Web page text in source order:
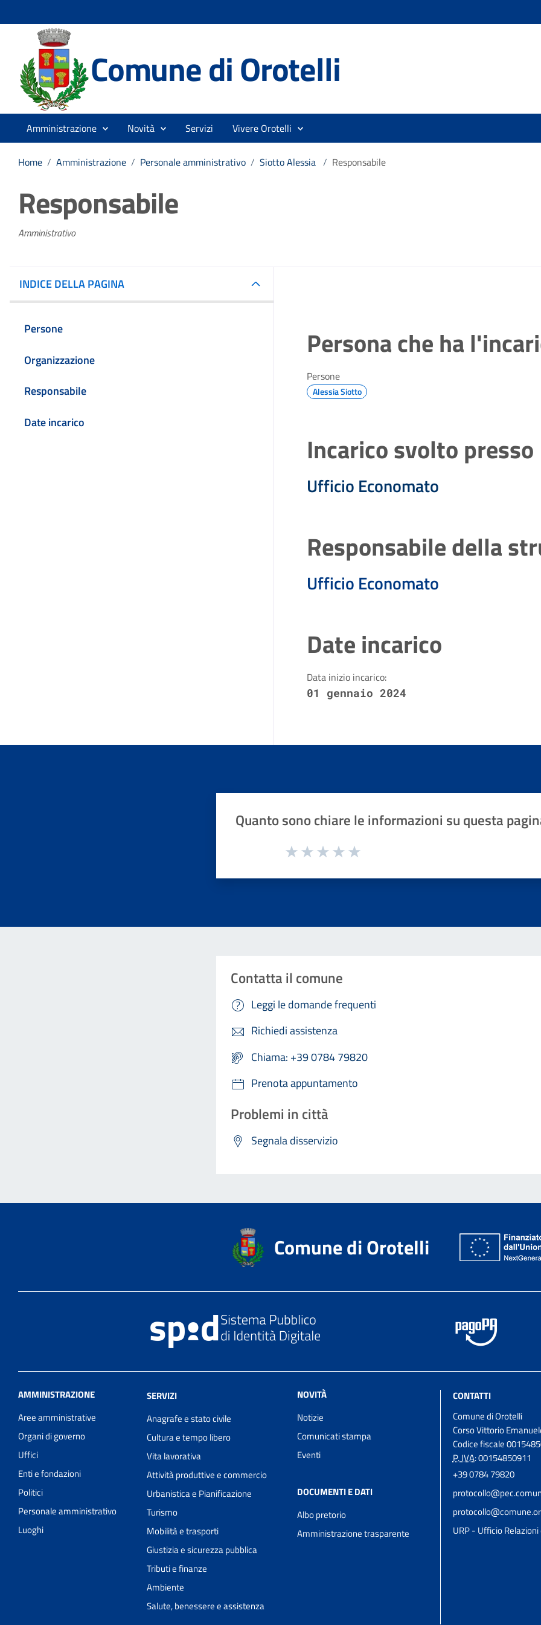
Comune di Orotelli
Amministrazione Novità Servizi Vivere Orotelli
Home / Amministrazione / Personale amministrativo / Siotto Alessia / Responsabile
Responsabile
Amministrativo
INDICE DELLA PAGINA
Persone
Organizzazione
Responsabile
Date incarico
Persona che ha
Persone
Alessia Siotto
Incarico svolto presso
Ufficio Economato
Responsabile della
Ufficio Economato
Date incarico
Data inizio incarico:
01 gennaio 2024
Quanto sono chiare le informazioni su questa
Valuta da 1 a 5 stelle la pagina
Contatta il comune
Leggi le domande frequenti
Richiedi assistenza
Chiama: +39 0784 79820
Prenota appuntamento
Problemi in città
Segnala disservizio
Comune di Orotelli
AMMINISTRAZIONE
Aree amministrative
Organi di governo
Uffici
Enti e fondazioni
Politici
Personale amministrativo
Luoghi
SERVIZI
Anagrafe e stato civile
Cultura e tempo libero
Vita lavorativa
Attività produttive e commercio
Urbanistica e Pianificazione
Turismo
Mobilità e trasporti
Giustizia e sicurezza pubblica
Tributi e finanze
Ambiente
Salute, benessere e assistenza
NOVITÀ
Notizie
Comunicati stampa
Eventi
DOCUMENTI E DATI
Albo pretorio
Amministrazione trasparente
CONTATTI
Comune di Orotelli
Corso Vittorio
Codice fiscale
P. IVA:00154850911
+39 0784 79820
URP - Ufficio